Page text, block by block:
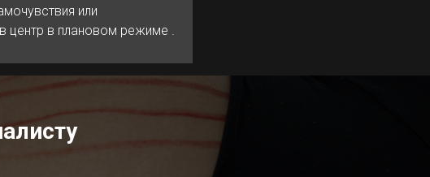
или
центр в плановом режиме .